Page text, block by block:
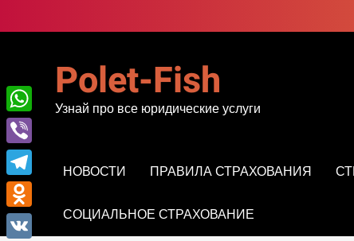
к
Polet-Fish
Узнай про все юридические услуги
НОВОСТИ ПРАВИЛА СТРАХОВАНИЯ
СОЦИАЛЬНОЕ СТРАХОВАНИЕ
WhatsApp
Viber
Telegram
Odnoklassniki